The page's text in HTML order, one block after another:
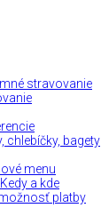
stravovanie
chlebíčky, bagety
menu
a kde
platby